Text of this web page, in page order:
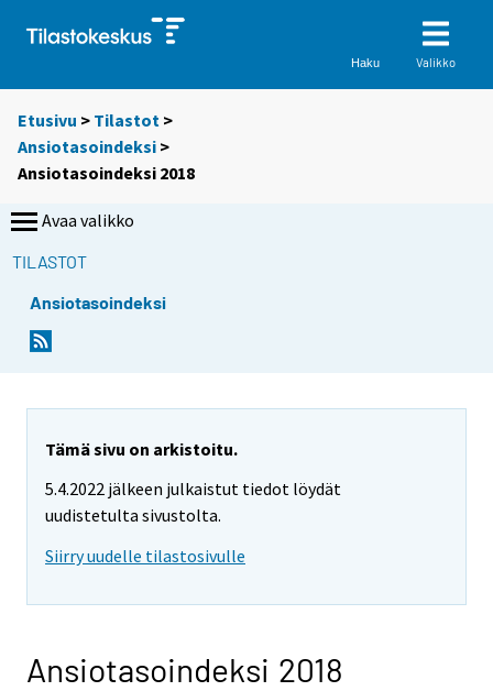
Haku Valikko
Etusivu > Tilastot >
Ansiotasoindeksi >
Ansiotasoindeksi 2018
Avaa valikko
TILASTOT
Ansiotasoindeksi
Tämä sivu on arkistoitu.
5.4.2022 jälkeen julkaistut tiedot löydät
uudistetulta sivustolta.
Siirry uudelle tilastosivulle
Ansiotasoindeksi 2018